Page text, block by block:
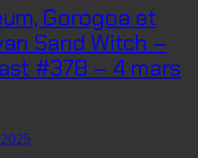
Gorogoa et
Sand Witch –
#378 – 4 mars